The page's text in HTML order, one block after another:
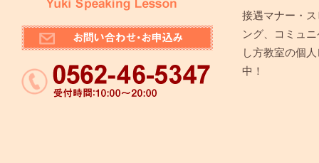
接遇マナー・
ング、コミュ
し方教室の個
中！